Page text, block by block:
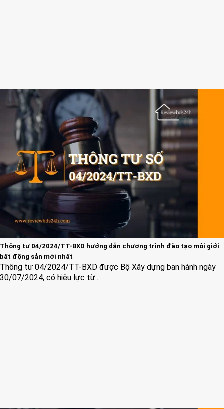
Thông tư 04/2024/TT-BXD hướng dẫn chương trình đào tạo môi giới
bất động sản mới nhất
Thông tư 04/2024/TT-BXD được Bộ Xây dựng ban hành ngày
30/07/2024, có hiệu lực từ...